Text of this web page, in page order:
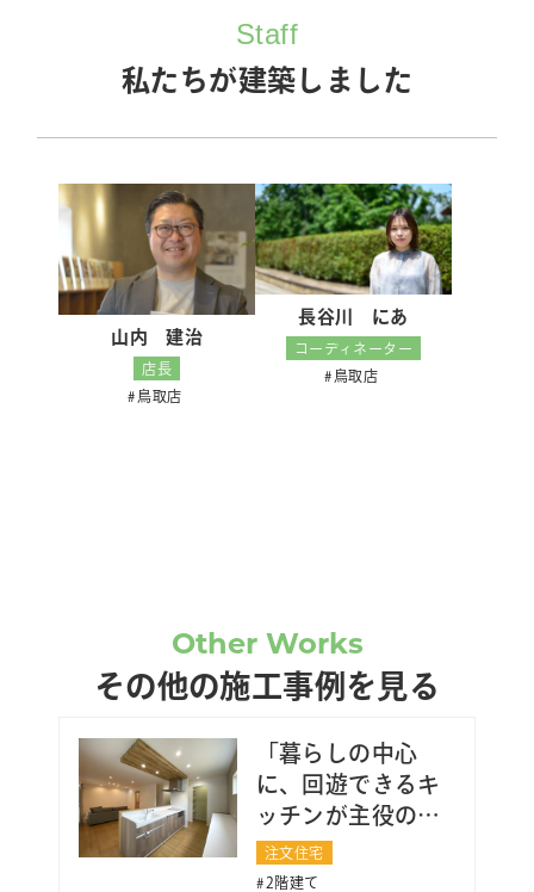
Staff
私たちが建築しました
山内 建治
店長
鳥取店
長谷川 にあ
コーディネーター
鳥取店
Other Works
その他の施工事例を見る
「暮らしの中心
に、回遊できるキ
ッチンが主役のお
家」
注文住宅
2階建て